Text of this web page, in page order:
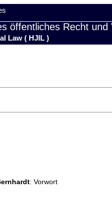
öffentliches Recht und
Law ( HJIL )
: Vorwort